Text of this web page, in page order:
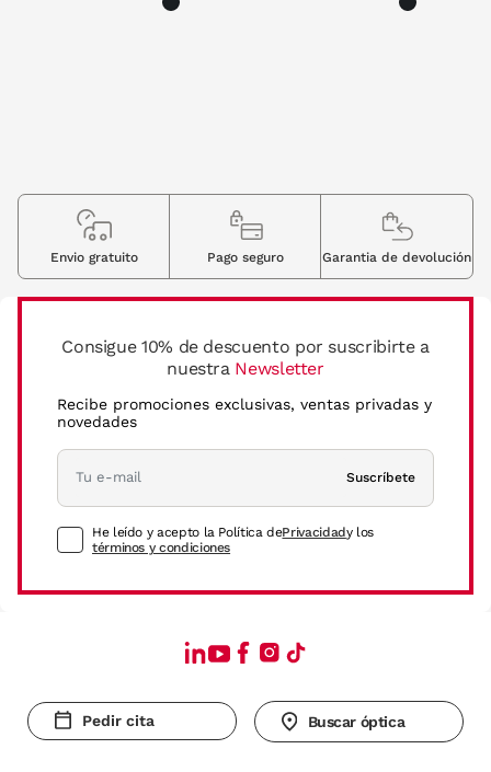
Consigue 10% de descuento por suscribirte a
nuestra Newsletter
Recibe promociones exclusivas, ventas privadas y
novedades
Suscríbete
He leído y acepto la Política dePrivacidady los
términos y condiciones
Envio gratuito Pago seguro Garantia de devolución
Pedir cita Buscar óptica